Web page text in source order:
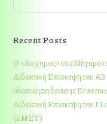
Recent Posts
Ο «Άσχημος» στο Μέγαρο
Διδακτική Επίσκεψη του
υλοποίηση δράσης
Διδακτική Επίσκεψη του
(ΕΜΣΤ)